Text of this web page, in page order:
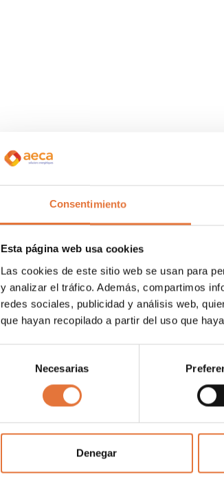
Consentimiento
Esta página web usa cookies
Las cookies de este sitio web se usan para
y analizar el tráfico. Además, compartimos
redes sociales, publicidad y análisis web,
que hayan recopilado a partir del uso que
Necesarias
Denegar
30 ans